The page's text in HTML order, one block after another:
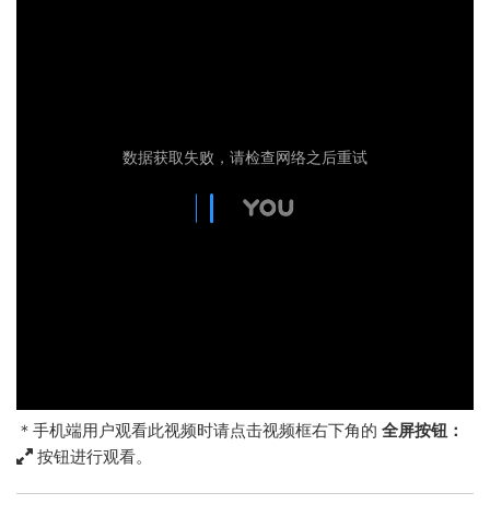
＊手机端用户观看此视频时请点击视频框右下角的 全屏按钮：
按钮进行观看。